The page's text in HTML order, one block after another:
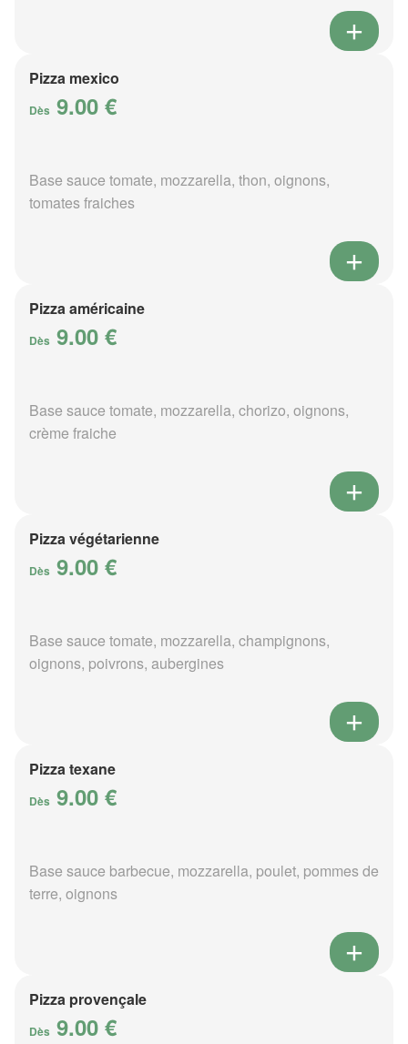
Pizza mexico
Dès 9.00 €
Base sauce tomate, mozzarella, thon, oignons,
tomates fraiches
Pizza américaine
Dès 9.00 €
Base sauce tomate, mozzarella, chorizo, oignons,
crème fraiche
Pizza végétarienne
Dès 9.00 €
Base sauce tomate, mozzarella, champignons,
oignons, poivrons, aubergines
Pizza texane
Dès 9.00 €
Base sauce barbecue, mozzarella, poulet, pommes de
terre, oignons
Pizza provençale
Dès 9.00 €